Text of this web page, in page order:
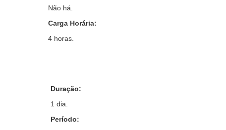
Não há.
Carga Horária:
4 horas.
Duração:
1 dia.
Período: